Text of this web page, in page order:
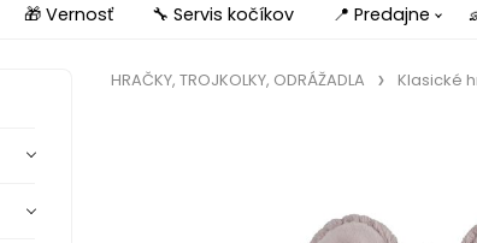
🎁 Vernosť 🔧 Servis kočíkov 📍 Predajne
HRAČKY, TROJKOLKY, ODRÁŽADLA Klasické